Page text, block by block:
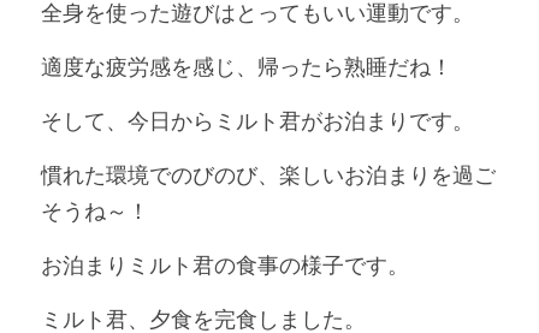
全身を使った遊びはとってもいい運動です。
適度な疲労感を感じ、帰ったら熟睡だね！
そして、今日からミルト君がお泊まりです。
慣れた環境でのびのび、楽しいお泊まりを過ご
そうね～！
お泊まりミルト君の食事の様子です。
ミルト君、夕食を完食しました。